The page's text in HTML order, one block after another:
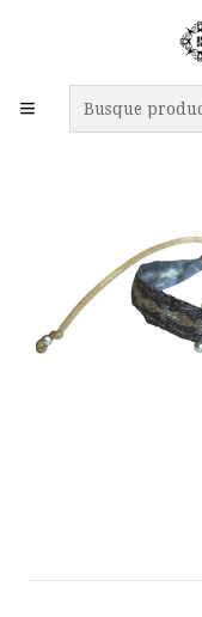
ENVÍO GRATIS A